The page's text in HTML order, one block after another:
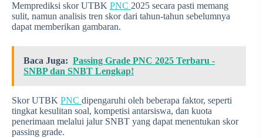
Memprediksi skor UTBK PNC 2025 secara pasti memang
sulit, namun analisis tren skor dari tahun-tahun sebelumnya
dapat memberikan gambaran.
Baca Juga: Passing Grade PNC 2025 Terbaru -
SNBP dan SNBT Lengkap!
Skor UTBK PNC dipengaruhi oleh beberapa faktor, seperti
tingkat kesulitan soal, kompetisi antarsiswa, dan kuota
penerimaan melalui jalur SNBT yang dapat menentukan skor
passing grade.